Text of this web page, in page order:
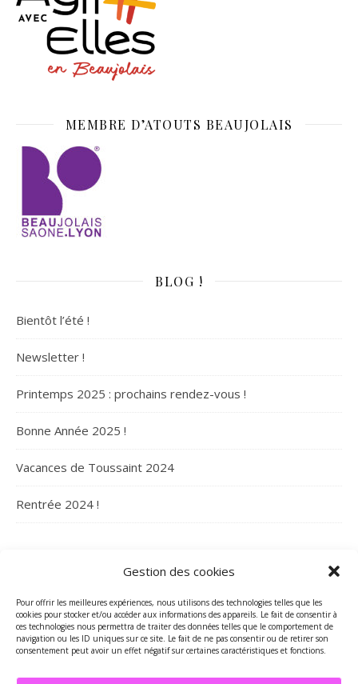
Gestion des cookies
Pour offrir les meilleures expériences, nous utilisons des technologies telles que les
cookies pour stocker et/ou accéder aux informations des appareils. Le fait de consentir à
ces technologies nous permettra de traiter des données telles que le comportement de
navigation ou les ID uniques sur ce site. Le fait de ne pas consentir ou de retirer son
consentement peut avoir un effet négatif sur certaines caractéristiques et fonctions.
MEMBRE D’ATOUTS BEAUJOLAIS
BLOG !
Bientôt l’été !
Newsletter !
Printemps 2025 : prochains rendez-vous !
Bonne Année 2025 !
Vacances de Toussaint 2024
Rentrée 2024 !
ARCHIVES
Archives